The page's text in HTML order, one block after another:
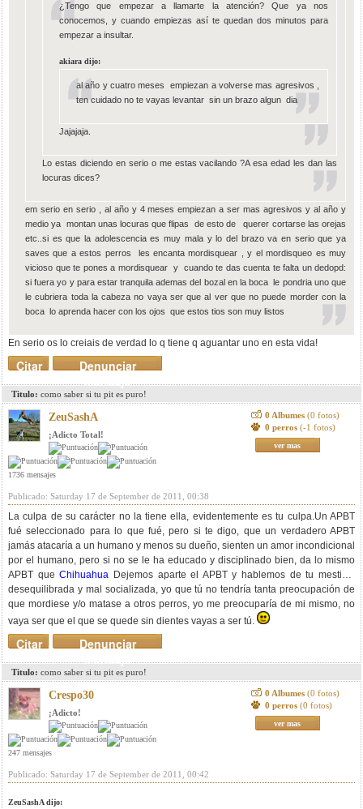
¿Tengo que empezar a llamarte la atención? Que ya nos
conocemos, y cuando empiezas así te quedan dos minutos para
empezar a insultar.
akiara dijo:
al año y cuatro meses empiezan a volverse mas agresivos ,
ten cuidado no te vayas levantar sin un brazo algun dia
Jajajaja.
Lo estas diciendo en serio o me estas vacilando ?A esa edad les dan las
locuras dices?
em serio en serio , al año y 4 meses empiezan a ser mas agresivos y al año y
medio ya montan unas locuras que flipas de esto de querer cortarse las orejas
etc..si es que la adolescencia es muy mala y lo del brazo va en serio que ya
saves que a estos perros les encanta mordisquear , y el mordisqueo es muy
vicioso que te pones a mordisquear y cuando te das cuenta te falta un dedopd:
si fuera yo y para estar tranquila ademas del bozal en la boca le pondria uno que
le cubriera toda la cabeza no vaya ser que al ver que no puede morder con la
boca lo aprenda hacer con los ojos que estos tios son muy listos
En serio os lo creiais de verdad lo q tiene q aguantar uno en esta vida!
Denunciar
mensaje
Citar
Titulo: como saber si tu pit es puro!
ZeuSashA
¡Adicto Total!
1736 mensajes
0 Albumes (0 fotos)
0 perros (-1 fotos)
ver mas
Publicado: Saturday 17 de September de 2011, 00:38
La culpa de su carácter no la tiene ella, evidentemente es tu culpa.Un APBT
fué seleccionado para lo que fué, pero si te digo, que un verdadero APBT
jamás atacaría a un humano y menos su dueño, sienten un amor incondicional
por el humano, pero si no se le ha educado y disciplinado bien, da lo mismo
APBT queChihuahua Dejemos aparte el APBT y hablemos de tu mestiza,
desequilibrada y mal socializada, yo que tú no tendría tanta preocupación de
que mordiese y/o matase a otros perros, yo me preocuparía de mi mismo, no
vaya ser que el que se quede sin dientes vayas a ser tú.
Denunciar
mensaje
Citar
Titulo: como saber si tu pit es puro!
Crespo30
¡Adicto!
247 mensajes
0 Albumes (0 fotos)
0 perros (0 fotos)
ver mas
Publicado: Saturday 17 de September de 2011, 00:42
ZeuSashA dijo: